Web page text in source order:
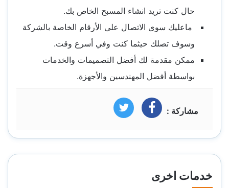
حال كنت تريد انشاء المسبح الخاص بك.
ماعليك سوى الاتصال على الأرقام الخاصة بالشركة
وسوف تصلك حيثما كنت وفي أسرع وقت.
ممكن مقدمة لك أفضل التصميمات والخدمات
بواسطة أفضل المهندسين والأجهزة.
مشاركة : فيسبوك تويتر
خدمات اخرى